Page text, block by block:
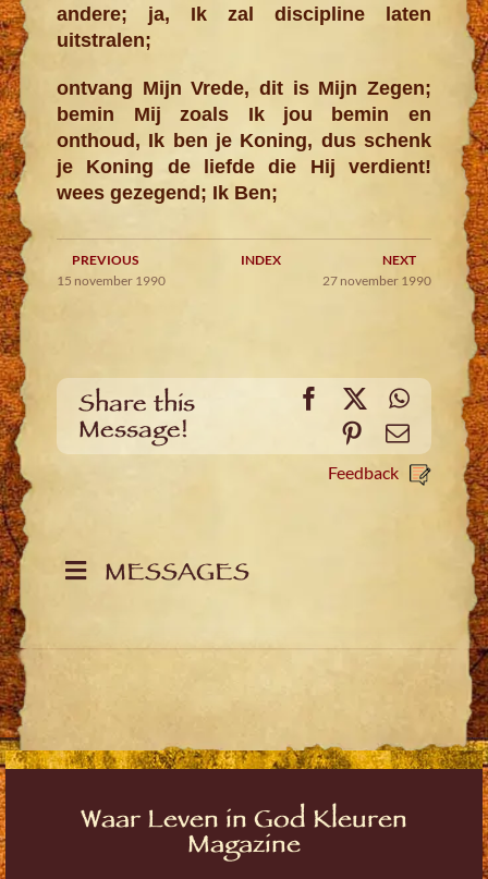
andere; ja, Ik zal discipline laten
uitstralen;
ontvang Mijn Vrede, dit is Mijn Zegen;
bemin Mij zoals Ik jou bemin en
onthoud, Ik ben je Koning, dus schenk
je Koning de liefde die Hij verdient!
wees gezegend; Ik Ben;
PREVIOUS INDEX
NEXT
15 november 1990
27 november 1990
Share this
Message!
Facebook
X
Pinterest
Email
Feedback
MESSAGES
Waar Leven in God Kleuren
Magazine